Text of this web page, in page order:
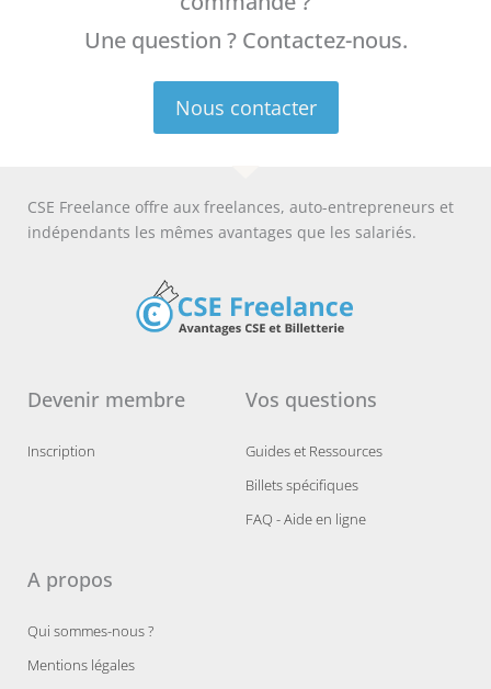
Une question ? Contactez-nous.
Nous contacter
CSE Freelance offre aux freelances, auto-entrepreneurs et
indépendants les mêmes avantages que les salariés.
Devenir membre
Inscription
Vos questions
Guides et Ressources
Billets spécifiques
FAQ - Aide en ligne
A propos
Qui sommes-nous ?
Mentions légales